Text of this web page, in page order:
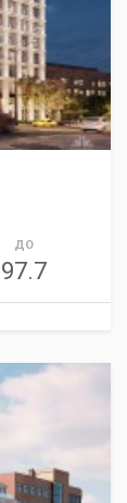
ДО
97.7